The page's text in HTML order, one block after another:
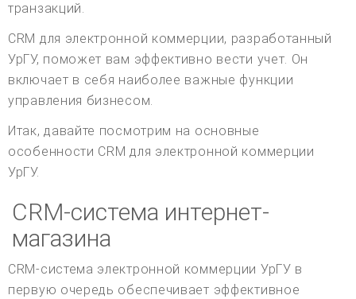
транзакций.
CRM для электронной коммерции, разработанный
УрГУ, поможет вам эффективно вести учет. Он
включает в себя наиболее важные функции
управления бизнесом.
Итак, давайте посмотрим на основные
особенности CRM для электронной коммерции
УрГУ.
CRM-система интернет-
магазина
CRM-система электронной коммерции УрГУ в
первую очередь обеспечивает эффективное